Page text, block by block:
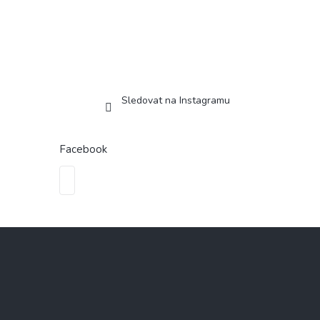
Sledovat na Instagramu
Facebook